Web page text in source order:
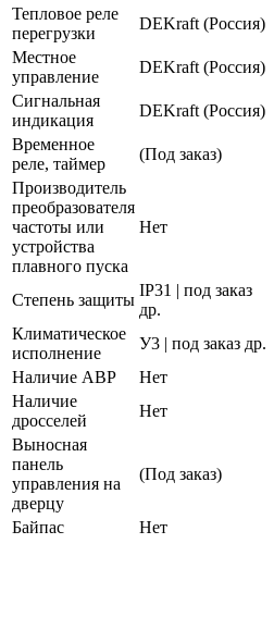
Тепловое реле
перегрузки
DEKraft (Россия)
Местное
управление
DEKraft (Россия)
Сигнальная
индикация
DEKraft (Россия)
Временное
реле, таймер
(Под заказ)
Производитель
преобразователя
частоты или
устройства
плавного пуска
Нет
Степень защиты
IP31 | под заказ
др.
Климатическое
исполнение
У3 | под заказ др.
Наличие АВР
Нет
Наличие
дросселей
Нет
Выносная
панель
управления на
дверцу
(Под заказ)
Байпас Нет